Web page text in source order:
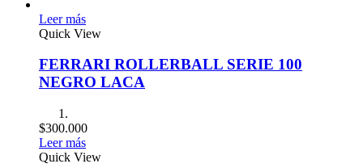
Leer más
Quick View
FERRARI ROLLERBALL SERIE 100
NEGRO LACA
$300.000
Leer más
Quick View